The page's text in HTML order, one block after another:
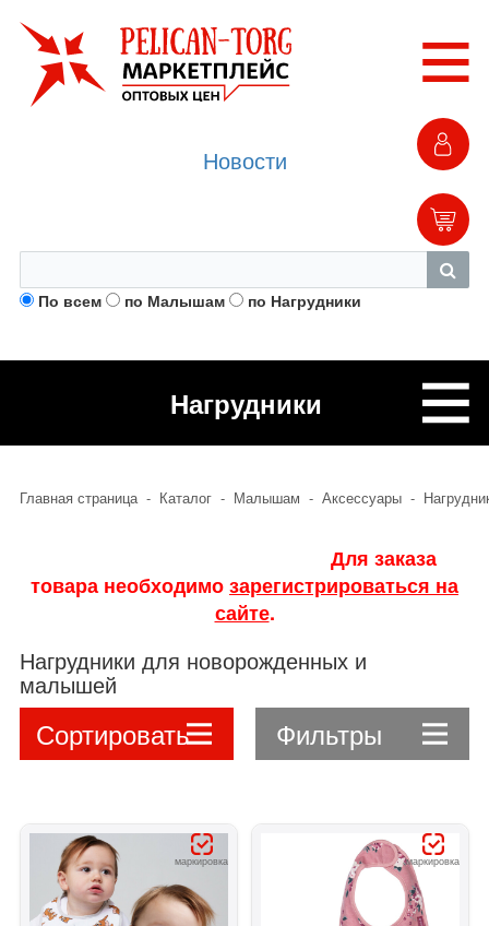
По всем по Малышам по Нагрудники
Новости
Нагрудники
Главная страница - Каталог - Малышам - Аксессуары -
Для заказа
товара необходимозарегистрироваться на
сайте.
Нагрудники для новорожденных и
малышей
Сортировать Фильтры
маркировка маркировка